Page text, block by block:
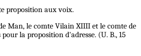
proposition aux voix.
Man, le comte Vilain XIIII et le comte de
la proposition d'adresse. (U. B., 15